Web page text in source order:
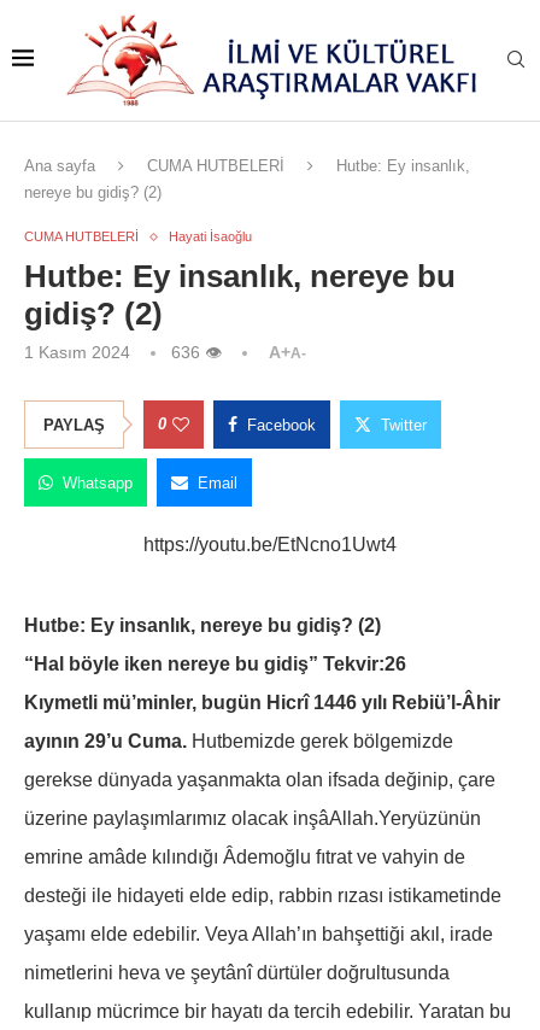
Ana sayfa CUMA HUTBELERİ
Hutbe: Ey insanlık,
nereye bu gidiş? (2)
CUMA HUTBELERİ Hayati İsaoğlu
Hutbe: Ey insanlık, nereye bu
gidiş? (2)
1 Kasım 2024 636 👁 A+A-
PAYLAŞ 0 Facebook Twitter
Whatsapp Email
https://youtu.be/EtNcno1Uwt4
Hutbe: Ey insanlık, nereye bu gidiş? (2)
“Hal böyle iken nereye bu gidiş” Tekvir:26
Kıymetli mü’minler, bugün Hicrî 1446 yılı Rebiü’l-Âhir
ayının 29’u Cuma. Hutbemizde gerek bölgemizde
gerekse dünyada yaşanmakta olan ifsada değinip, çare
üzerine paylaşımlarımız olacak inşâAllah.Yeryüzünün
emrine amâde kılındığı Âdemoğlu fıtrat ve vahyin de
desteği ile hidayeti elde edip, rabbin rızası istikametinde
yaşamı elde edebilir. Veya Allah’ın bahşettiği akıl, irade
nimetlerini heva ve şeytânî dürtüler doğrultusunda
kullanıp mücrimce bir hayatı da tercih edebilir. Yaratan bu